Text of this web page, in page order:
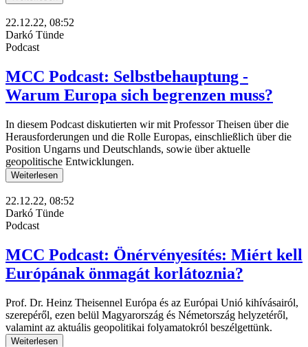
22.12.22, 08:52
Darkó Tünde
Podcast
MCC Podcast: Selbstbehauptung -
Warum Europa sich begrenzen muss?
In diesem Podcast diskutierten wir mit Professor Theisen über die
Herausforderungen und die Rolle Europas, einschließlich über die
Position Ungarns und Deutschlands, sowie über aktuelle
geopolitische Entwicklungen.
Weiterlesen
22.12.22, 08:52
Darkó Tünde
Podcast
MCC Podcast: Önérvényesítés: Miért kell
Európának önmagát korlátoznia?
Prof. Dr. Heinz Theisennel Európa és az Európai Unió kihívásairól,
szerepéről, ezen belül Magyarország és Németország helyzetéről,
valamint az aktuális geopolitikai folyamatokról beszélgettünk.
Weiterlesen